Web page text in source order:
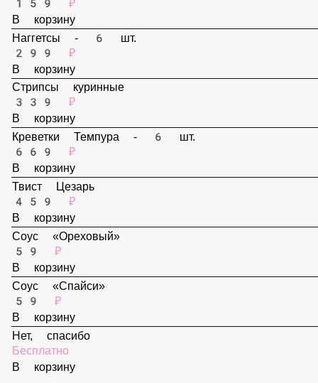
Картофель фри маленький
159 ₽
В корзину
Наггетсы - 6 шт.
299 ₽
В корзину
Стрипсы куринные
339 ₽
В корзину
Креветки Темпура - 6 шт.
669 ₽
В корзину
Твист Цезарь
459 ₽
В корзину
Соус «Ореховый»
59 ₽
В корзину